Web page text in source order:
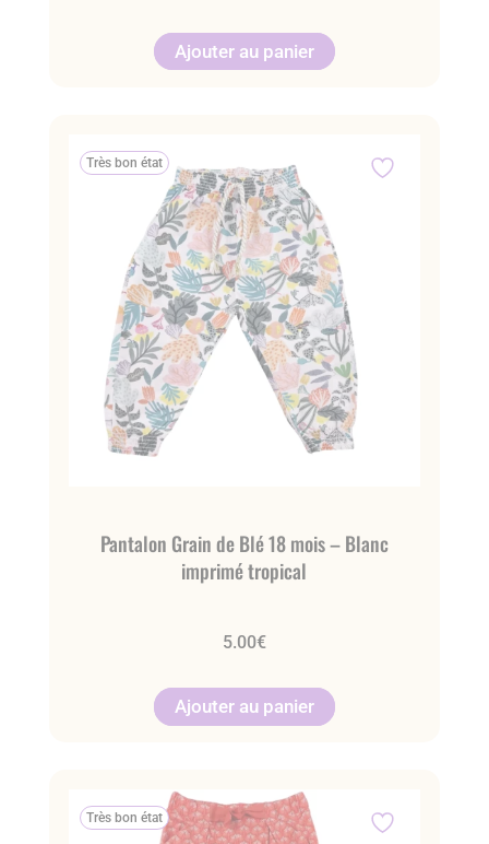
Ajouter au panier
Très bon état
Pantalon Grain de Blé 18 mois – Blanc
imprimé tropical
5.00€
Ajouter au panier
Très bon état